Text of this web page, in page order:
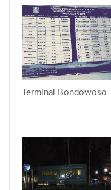
Terminal Bondowoso